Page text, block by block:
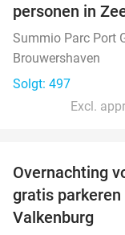
personen in
Summio Parc Port
Brouwershaven
Solgt: 497
Excl.
Overnachting
gratis parkeren
Valkenburg